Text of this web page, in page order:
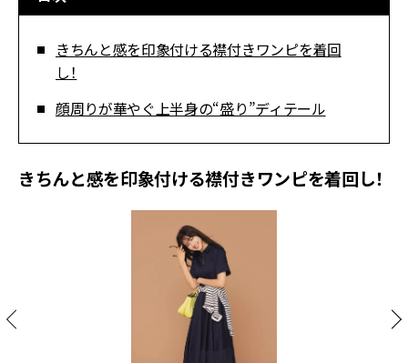
きちんと感を印象付ける襟付きワンピを着回
し！
顔周りが華やぐ上半身の“盛り”ディテール
きちんと感を印象付ける襟付きワンピを着回し！